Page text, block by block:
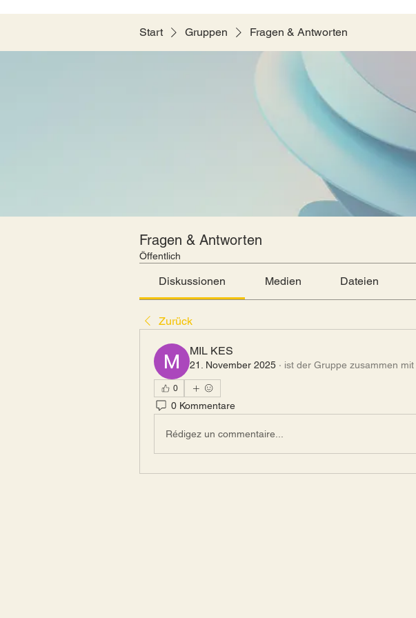
Start Gruppen Fragen & Antworten
Fragen & Antworten
Öffentlich
Diskussionen Medien Dateien
Zurück
MIL KES
21. November 2025 · ist der Gruppe zusammen mit
0
0 Kommentare
Rédigez un commentaire...